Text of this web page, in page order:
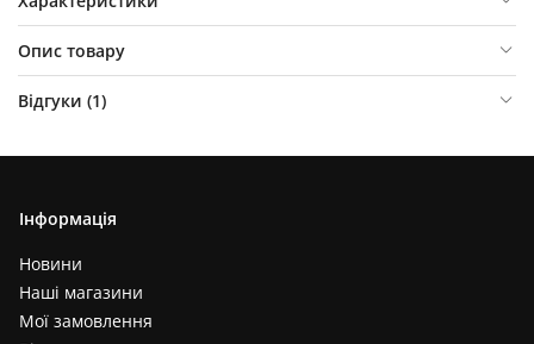
Опис товару
Відгуки (1)
Інформація
Новини
Наші магазини
Мої замовлення